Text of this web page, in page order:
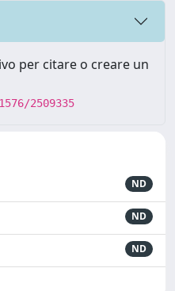
per citare o creare un
2509335
ND
ND
ND